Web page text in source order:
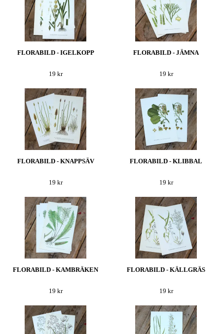
FLORABILD - IGELKOPP
19 kr
FLORABILD - JÄMNA
19 kr
FLORABILD - KNAPPSÄV
19 kr
FLORABILD - KLIBBAL
19 kr
FLORABILD - KAMBRÄKEN
19 kr
FLORABILD - KÄLLGRÄS
19 kr